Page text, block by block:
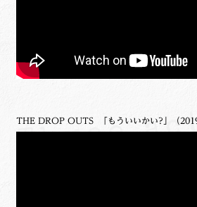
THE DROP OUTS 「もういいかい?」（